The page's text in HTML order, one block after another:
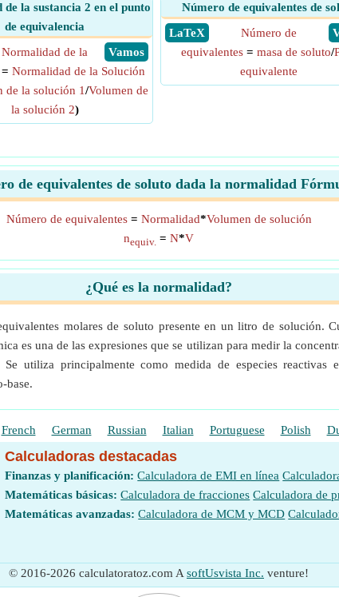
la sustancia 2 en el punto
de equivalencia
​ Vamos
Normalidad de la
= Normalidad de la Solución
de la solución 1/Volumen de
la solución 2)
Número de equivalentes de
​ LaTeX
Número de
equivalentes= masa de soluto/
equivalente
de equivalentes de soluto dada la normalidad
Número de equivalentes= Normalidad*Volumen de solución
nequiv. = N*V
¿Qué es la normalidad?
molares de soluto presente en un litro de solución.
es una de las expresiones que se utilizan para medir la
utiliza principalmente como medida de especies
base.
French German Russian Italian Portuguese Polish
Calculadoras destacadas
Finanzas y planificación: Calculadora de EMI en línea
Matemáticas básicas: Calculadora de fracciones Calculadora de
Matemáticas avanzadas: Calculadora de MCM y MCD
© 2016-2026 calculatoratoz.com A softUsvista Inc. venture!